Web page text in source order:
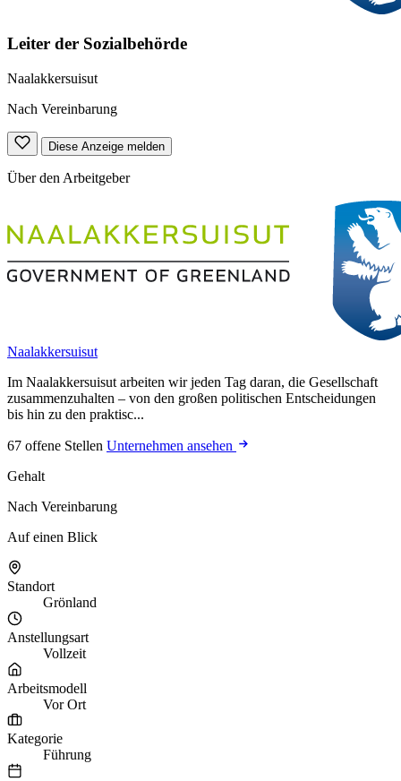
Leiter der Sozialbehörde
Naalakkersuisut
Nach Vereinbarung
Diese Anzeige melden
Über den Arbeitgeber
Naalakkersuisut
Im Naalakkersuisut arbeiten wir jeden Tag daran, die Gesellschaft
zusammenzuhalten – von den großen politischen Entscheidungen
bis hin zu den praktisc...
67 offene Stellen Unternehmen ansehen
Gehalt
Nach Vereinbarung
Auf einen Blick
Standort
Grönland
Anstellungsart
Vollzeit
Arbeitsmodell
Vor Ort
Kategorie
Führung